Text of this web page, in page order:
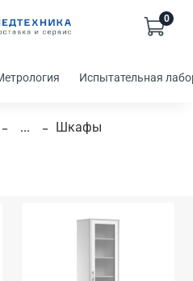
0
Испытательная
... Шкафы